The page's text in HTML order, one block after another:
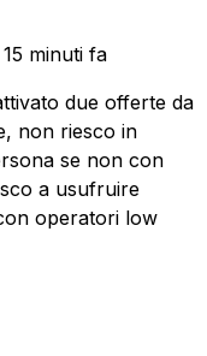
15 minuti fa
due offerte da
non riesco in
se non con
a usufruire
operatori low